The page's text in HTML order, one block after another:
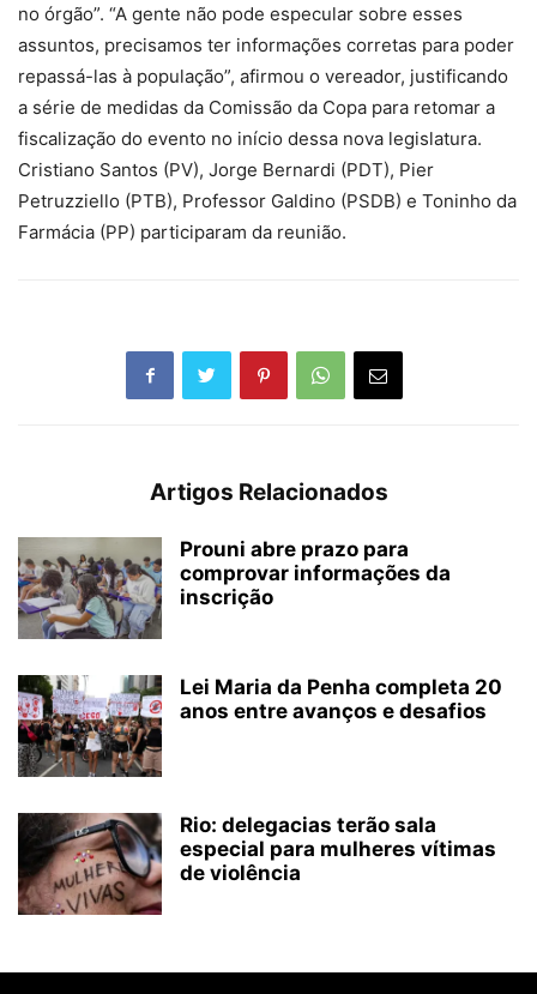
no órgão”. “A gente não pode especular sobre esses
assuntos, precisamos ter informações corretas para poder
repassá-las à população”, afirmou o vereador, justificando
a série de medidas da Comissão da Copa para retomar a
fiscalização do evento no início dessa nova legislatura.
Cristiano Santos (PV), Jorge Bernardi (PDT), Pier
Petruzziello (PTB), Professor Galdino (PSDB) e Toninho da
Farmácia (PP) participaram da reunião.
Artigos Relacionados
Prouni abre prazo para
comprovar informações da
inscrição
Lei Maria da Penha completa 20
anos entre avanços e desafios
Rio: delegacias terão sala
especial para mulheres vítimas
de violência